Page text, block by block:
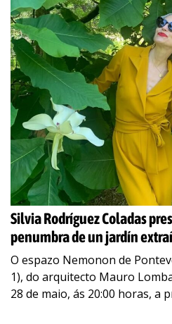
Silvia Rodríguez Coladas
penumbra de un jardín
O espazo Nemonon de
1), do arquitecto Mauro
28 de maio, ás 20:00 horas, a